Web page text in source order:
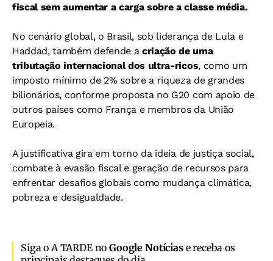
fiscal sem aumentar a carga sobre a classe média.
No cenário global, o Brasil, sob liderança de Lula e
Haddad, também defende acriação de uma
tributação internacional dos ultra-ricos, como um
imposto mínimo de 2% sobre a riqueza de grandes
bilionários, conforme proposta no G20 com apoio de
outros países como França e membros da União
Europeia.
A justificativa gira em torno da ideia de justiça social,
combate à evasão fiscal e geração de recursos para
enfrentar desafios globais como mudança climática,
pobreza e desigualdade.
Siga o A TARDE noGoogle Notíciase receba os